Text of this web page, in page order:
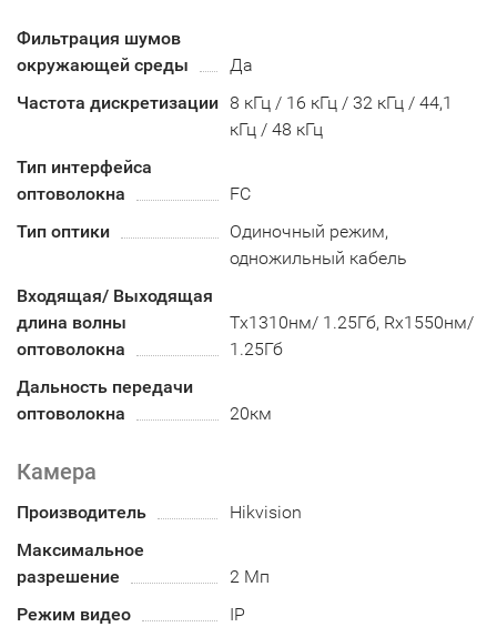
Фильтрация шумов
окружающей среды
Да
Частота дискретизации 8 кГц / 16 кГц / 32 кГц / 44,1
кГц / 48 кГц
Тип интерфейса
оптоволокна
FC
Тип оптики
Одиночный режим,
одножильный кабель
Входящая/ Выходящая
длина волны
оптоволокна
Tx1310нм/ 1.25Гб, Rx1550нм/
1.25Гб
Дальность передачи
оптоволокна
20км
Камера
Производитель
Hikvision
Максимальное
разрешение
2 Мп
Режим видео
IP